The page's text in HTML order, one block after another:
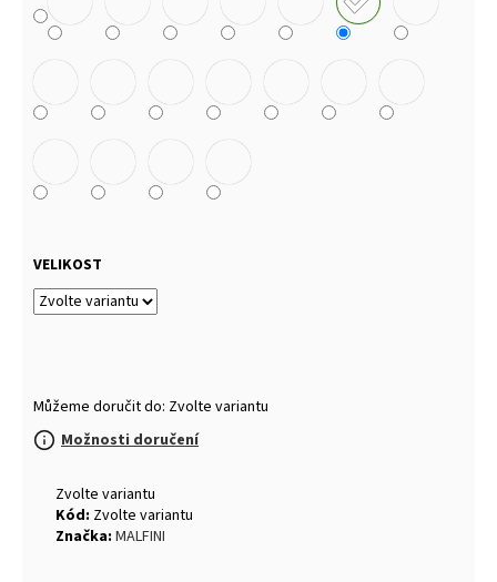
VELIKOST
Můžeme doručit do: Zvolte variantu
Možnosti doručení
Zvolte variantu
Kód: Zvolte variantu
Značka: MALFINI